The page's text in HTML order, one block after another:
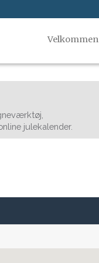
Velkommen
julekalender.